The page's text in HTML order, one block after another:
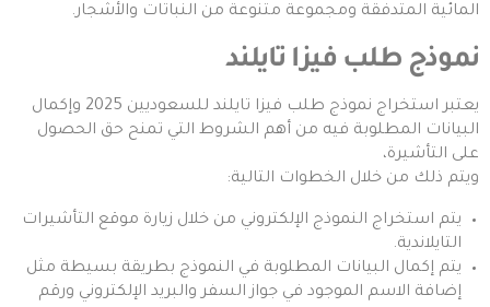
المائية المتدفقة ومجموعة متنوعة من النباتات والأشجار.
نموذج طلب فيزا تايلند
يعتبر استخراج نموذج طلب فيزا تايلند للسعوديين 2025 وإكمال
البيانات المطلوبة فيه من أهم الشروط التي تمنح حق الحصول
على التأشيرة،
ويتم ذلك من خلال الخطوات التالية:
يتم استخراج النموذج الإلكتروني من خلال زيارة موقع التأشيرات
التايلاندية.
يتم إكمال البيانات المطلوبة في النموذج بطريقة بسيطة مثل
إضافة الاسم الموجود في جواز السفر والبريد الإلكتروني ورقم